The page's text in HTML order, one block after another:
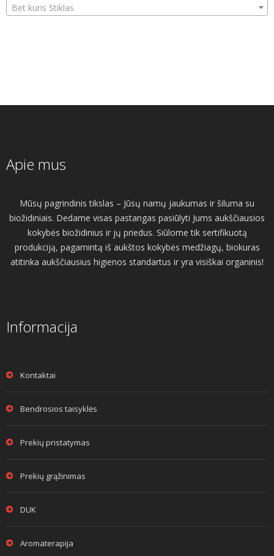
Bet kuris Stiklas
Apie mus
Mūsų pagrindinis tikslas – Jūsų namų jaukumas ir šiluma su
biožidiniais. Dedame visas pastangas pasiūlyti Jums aukščiausios
kokybės biožidinius ir jų priedus. Siūlome tik sertifikuotą
produkciją, pagamintą iš aukštos kokybės medžiagų, biokuras
atitinka aukščiausius higienos standartus ir yra visiškai organinis!
Informacija
Kontaktai
Bendrosios taisyklės
Prekių pristatymas
Prekių grąžinimas
DUK
Aromaterapija